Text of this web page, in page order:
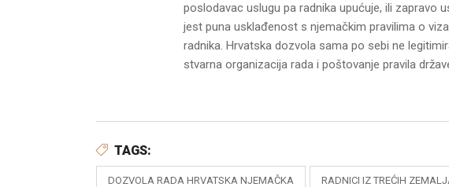
poslodavac uslugu pa radnika upućuje, ili zapravo
jest puna usklađenost s njemačkim pravilima o
radnika. Hrvatska dozvola sama po sebi ne
stvarna organizacija rada i poštovanje pravila
TAGS:
DOZVOLA RADA HRVATSKA NJEMAČKA RADNICI IZ TREĆIH